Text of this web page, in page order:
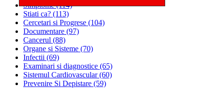
Simptome(114)
Stiati ca? (113)
Cercetari si Progrese (104)
Documentare (97)
Cancerul (88)
Organe si Sisteme (70)
Infectii (69)
Examinari si diagnostice (65)
Sistemul Cardiovascular(60)
Prevenire Si Depistare (59)